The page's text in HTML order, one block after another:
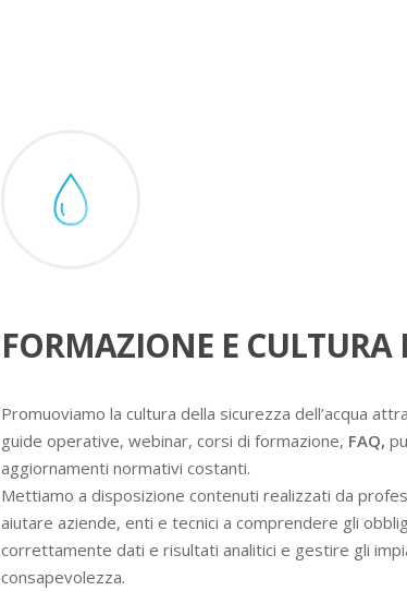
FORMAZIONE E CULTURA
Promuoviamo la cultura della sicurezza dell’acqua
guide operative, webinar, corsi di formazione, FAQ,
aggiornamenti normativi costanti.
Mettiamo a disposizione contenuti realizzati da
aiutare aziende, enti e tecnici a comprendere gli
correttamente dati e risultati analitici e gestire gli
consapevolezza.